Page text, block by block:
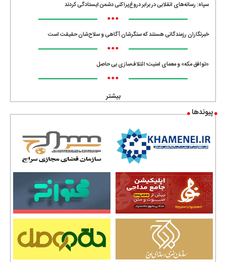
سپاه: رسانه‌های انقلابی در برابر دروغ‌پراکنی دشمن ایستادگی کردند
•••
خبرنگاران رزمندگانی هستند که سنگرشان آگاهی و سلاح‌شان حقیقت است
•••
«توافق مکه» و معمای امنیت؛ ائتلاف‌سازی بی حاصل
•••
بیشتر
پیوندها